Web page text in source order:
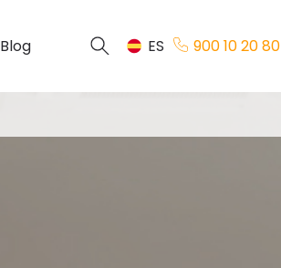
Blog ES 900 10 20 80